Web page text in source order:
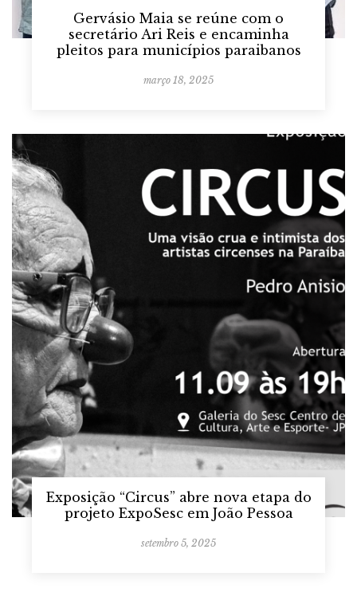
Gervásio Maia se reúne com o
secretário Ari Reis e encaminha
pleitos para municípios paraibanos
março 18, 2025
Exposição “Circus” abre nova etapa do
projeto ExpoSesc em João Pessoa
setembro 5, 2025